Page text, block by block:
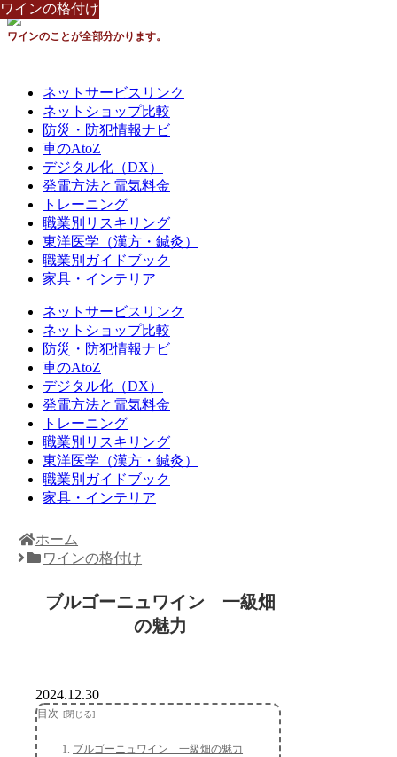
ワインのことが全部分かります。
ネットサービスリンク
ネットショップ比較
防災・防犯情報ナビ
車のAtoZ
デジタル化（DX）
発電方法と電気料金
トレーニング
職業別リスキリング
東洋医学（漢方・鍼灸）
職業別ガイドブック
家具・インテリア
ネットサービスリンク
ネットショップ比較
防災・防犯情報ナビ
車のAtoZ
デジタル化（DX）
発電方法と電気料金
トレーニング
職業別リスキリング
東洋医学（漢方・鍼灸）
職業別ガイドブック
家具・インテリア
ホーム
ワインの格付け
ブルゴーニュワイン 一級畑
の魅力
ワインの格付け
2024.12.30
目次
ブルゴーニュワイン 一級畑の魅力
ワインの格付け
ワインの格付け
ワインの格付け
ワインの格付け
ワインの格付け
ワインの格付け
ワインの格付け
ワインの格付け